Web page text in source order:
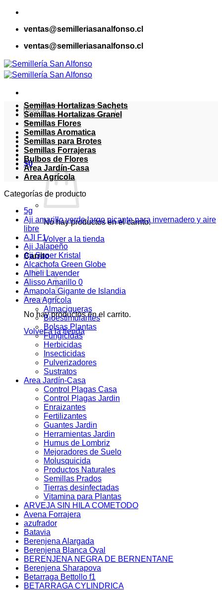
Saltar
contenidoventas@semilleriasanalfonso.cl
ventas@semilleriasanalfonso.cl
Buscar
por:
$0
No hay productos en el carrito.
Volver a la tienda
Carrito
No hay productos en el carrito.
Volver a la tienda
Semillas Hortalizas Sachets
Semillas Hortalizas Granel
Semillas Flores
Semillas Aromatica
Semillas para Brotes
Semillas Forrajeras
Bulbos de Flores
Area Jardín-Casa
Area Agrícola
Categorías de producto
5g
Aji amarillo verde largo picante para invernadero y aire
libre
AJI F1
Aji Jalapeño
Aji Super Kristal
Alcachofa Green Globe
Alheli Lavender
Alisso Amarillo 0
Amapola Gigante de Islandia
Area Agrícola
Almacigueras
Bioestimulantes
Bolsas Plantas
Fungicidas
Herbicidas
Insecticidas
Pulverizadores
Sustratos
Area Jardín-Casa
Control Plagas Casa
Control Plagas Jardin
Enraizantes
Fertilizantes
Guantes Jardin
Herramientas Jardin
Humus de Lombriz
Mejoradores de Suelo
Molusquicida
Productos Naturales
Semillas Prados
Tierras desinfectadas
Vitamina para Plantas
ARVEJA SIN HILA COMETODO
Avena Forrajera
azufrador
Batavia
Berenjena Alargada
Berenjena Blanca Oval
BERENJENA NEGRA DE BERNENTANE
Berenjena Sharapova
Betarraga Bettollo f1
BETARRAGA CYLINDRICA